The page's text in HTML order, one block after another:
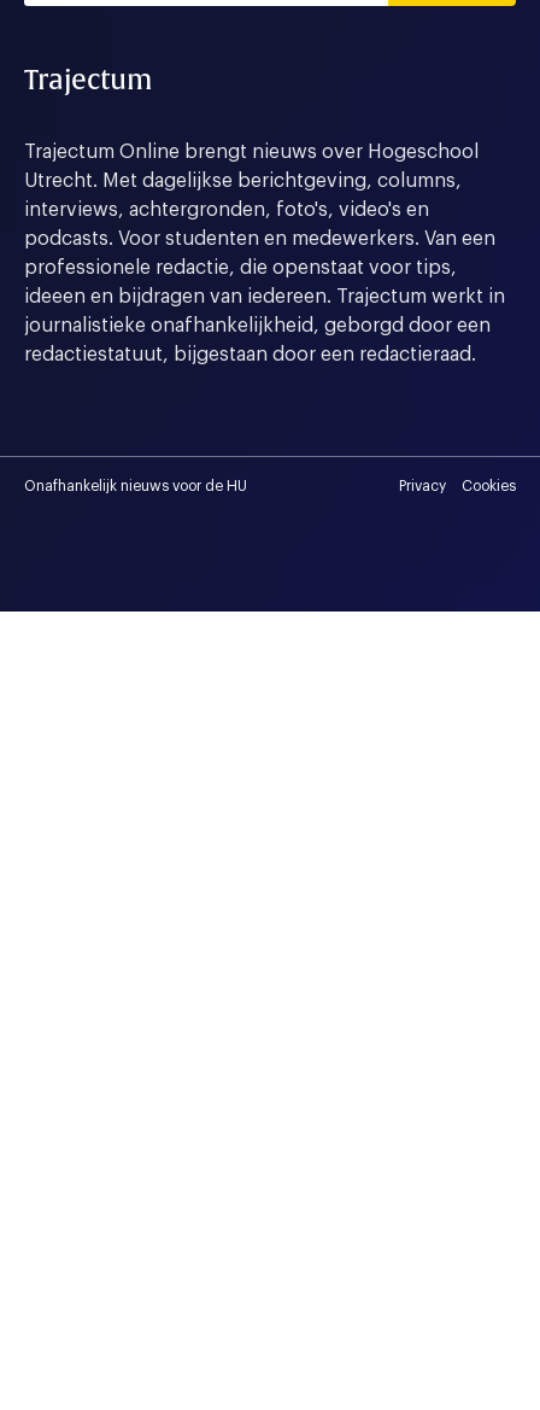
Trajectum
Trajectum Online brengt nieuws over Hogeschool
Utrecht. Met dagelijkse berichtgeving, columns,
interviews, achtergronden, foto's, video's en
podcasts. Voor studenten en medewerkers. Van een
professionele redactie, die openstaat voor tips,
ideeen en bijdragen van iedereen. Trajectum werkt in
journalistieke onafhankelijkheid, geborgd door een
redactiestatuut, bijgestaan door een redactieraad.
Onafhankelijk nieuws voor de HU Privacy Cookies